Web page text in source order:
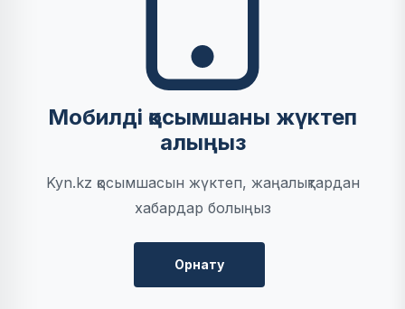
Мобилді қосымшаны жүктеп
алыңыз
Kyn.kz қосымшасын жүктеп, жаңалықтардан
хабардар болыңыз
Орнату